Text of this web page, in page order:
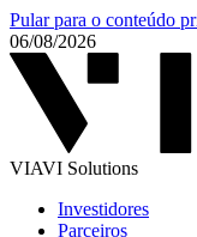
Pular para o conteúdo
06/08/2026
VIAVI Solutions
Investidores
Parceiros